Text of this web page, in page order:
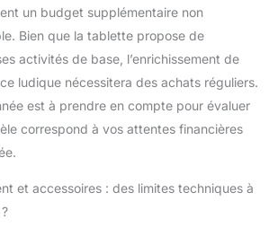
sur la tablette enfant via
Park (magasin
VTech)
un budget supplémentaire non
Bien que la tablette propose de
activités de base, l’enrichissement de
ludique nécessitera des achats réguliers.
est à prendre en compte pour évaluer
correspond à vos attentes financières
et accessoires : des limites techniques à